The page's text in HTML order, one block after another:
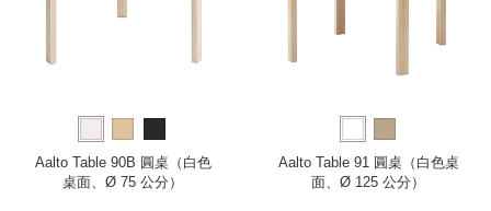
Aalto Table 90B 圓桌（白色
桌面、Ø 75 公分）
Aalto Table 91 圓桌（白色桌
面、Ø 125 公分）